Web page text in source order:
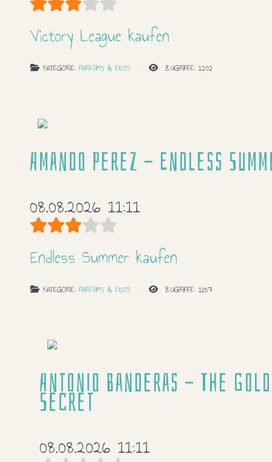
Bewertung: 3/
Victory League kaufen
KATEGORIE: PARFÜMS & EDTS ZUGRIFFE: 1202
Amando Perez - Endless
08.08.2026 11:11
Bewertung: 3/
Endless Summer kaufen
KATEGORIE: PARFÜMS & EDTS ZUGRIFFE: 1157
Antonio Banderas - The
Secret
08.08.2026 11:11